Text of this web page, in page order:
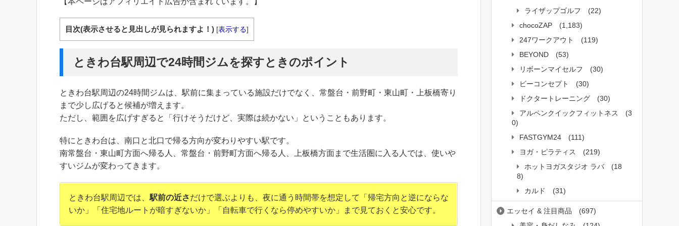
目次(表示させると見出しが見られますよ！) [表示する]
ときわ台駅周辺で24時間ジムを探すときのポイント
ときわ台駅周辺の24時間ジムは、駅前に集まっている施設だけでなく、常盤台・前野町・東山町・上板橋寄り
まで少し広げると候補が増えます。
ただし、範囲を広げすぎると「行けそうだけど、実際は続かない」ということもあります。
特にときわ台は、南口と北口で帰る方向が変わりやすい駅です。
南常盤台・東山町方面へ帰る人、常盤台・前野町方面へ帰る人、上板橋方面まで生活圏に入る人では、使いや
すいジムが変わってきます。
ときわ台駅周辺では、 駅前の近さだけで選ぶよりも、夜に通う時間帯を想定して「帰宅方向と逆にならな
いか」「住宅地ルートが暗すぎないか」「自転車で行くなら停めやすいか」まで見ておくと安心です。
ライザップゴルフ
(22)
chocoZAP
(1,183)
247ワークアウト
(119)
BEYOND
(53)
リボーンマイセルフ
(30)
ビーコンセプト
(30)
ドクタートレーニング
(30)
アルペンクイックフィットネス
(3
0)
FASTGYM24
(111)
ヨガ・ピラティス
(219)
ホットヨガスタジオ ラバ
(18
8)
カルド
(31)
エッセイ & 注目商品
(697)